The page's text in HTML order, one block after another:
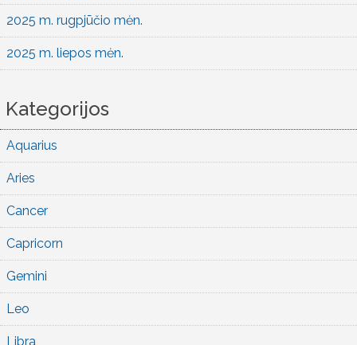
2025 m. rugpjūčio mėn.
2025 m. liepos mėn.
Kategorijos
Aquarius
Aries
Cancer
Capricorn
Gemini
Leo
Libra